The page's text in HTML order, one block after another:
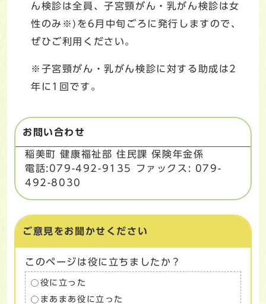
ん検診は全員、子宮頸がん・乳がん検診は女
性のみ※)を6月中旬ごろに発行しますので、
ぜひご利用ください。
※子宮頸がん・乳がん検診に対する助成は2
年に1回です。
お問い合わせ
稲美町 健康福祉部 住民課 保険年金係
電話:079-492-9135 ファックス: 079-
492-8030
ご意見をお聞かせください
このページは役に立ちましたか？
役に立った
まあまあ役に立った